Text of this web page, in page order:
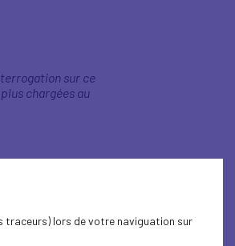
sur ce
chargées au
et la variable
traceurs) lors de votre naviguation sur